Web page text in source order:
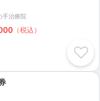
なって、ろくに勉強
には「このままでは
「来てよかった。」
いと思い
た。
８０キロに・・・
手治療院
（税込）